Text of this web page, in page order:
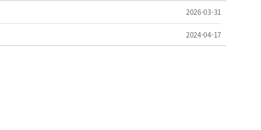
2026-03-31
2024-04-17